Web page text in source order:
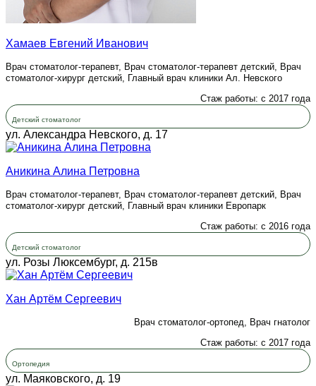
Хамаев Евгений Иванович
Врач стоматолог-терапевт, Врач стоматолог-терапевт детский, Врач
стоматолог-хирург детский, Главный врач клиники Ал. Невского
Стаж работы: с 2017 года
Детский стоматолог
ул. Александра Невского, д. 17
Аникина Алина Петровна
Врач стоматолог-терапевт, Врач стоматолог-терапевт детский, Врач
стоматолог-хирург детский, Главный врач клиники Европарк
Стаж работы: с 2016 года
Детский стоматолог
ул. Розы Люксембург, д. 215в
Хан Артём Сергеевич
Врач стоматолог-ортопед, Врач гнатолог
Стаж работы: с 2017 года
Ортопедия
ул. Маяковского, д. 19